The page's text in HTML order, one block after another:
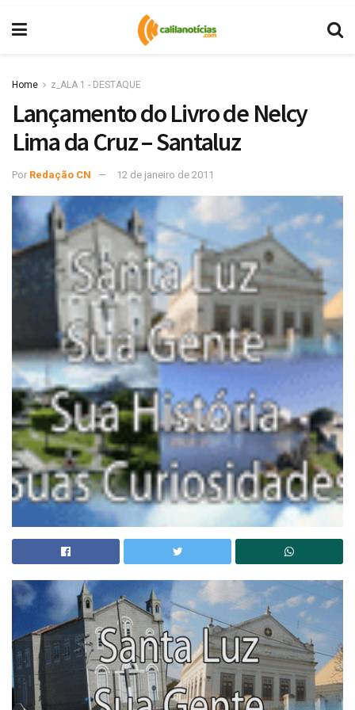
Home z_ALA 1 - DESTAQUE
Lançamento do Livro de Nelcy
Lima da Cruz – Santaluz
Por Redação CN 12 de janeiro de 2011